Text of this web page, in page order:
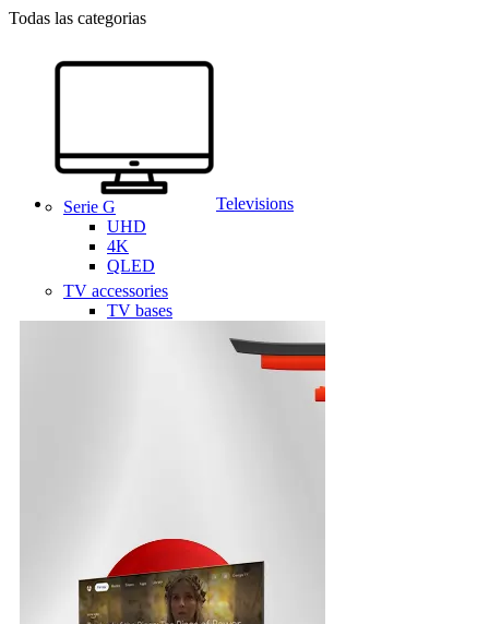
Todas las categorias
Televisions
Serie G
UHD
4K
QLED
TV accessories
TV bases